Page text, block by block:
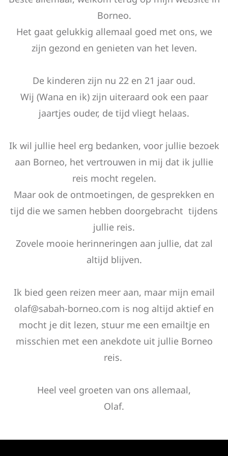
Borneo.
Het gaat gelukkig allemaal goed met ons, we
zijn gezond en genieten van het leven.
De kinderen zijn nu 22 en 21 jaar oud.
Wij (Wana en ik) zijn uiteraard ook een paar
jaartjes ouder, de tijd vliegt helaas.
Ik wil jullie heel erg bedanken, voor jullie bezoek
aan Borneo, het vertrouwen in mij dat ik jullie
reis mocht regelen.
Maar ook de ontmoetingen, de gesprekken en
tijd die we samen hebben doorgebracht tijdens
jullie reis.
Zovele mooie herinneringen aan jullie, dat zal
altijd blijven.
Ik bied geen reizen meer aan, maar mijn email
olaf@sabah-borneo.com is nog altijd aktief en
mocht je dit lezen, stuur me een emailtje en
misschien met een anekdote uit jullie Borneo
reis.
Heel veel groeten van ons allemaal,
Olaf.